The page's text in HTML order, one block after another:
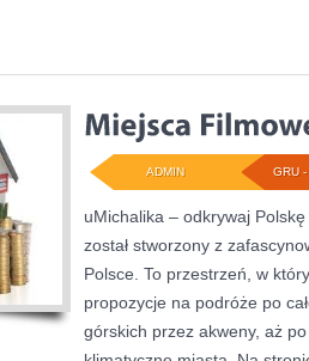
GRU
ADMIN
uMichalika – odkrywaj
został stworzony z
Polsce. To przestrzeń, w
propozycje na podróże po
górskich przez akweny, aż